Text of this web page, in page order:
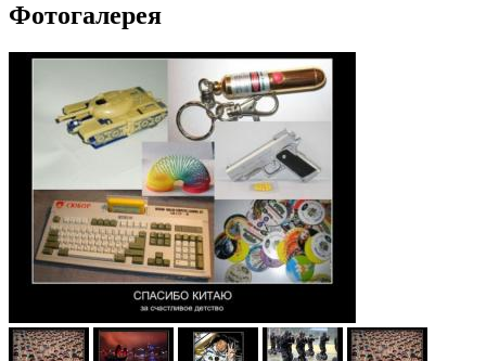
Фотогалерея